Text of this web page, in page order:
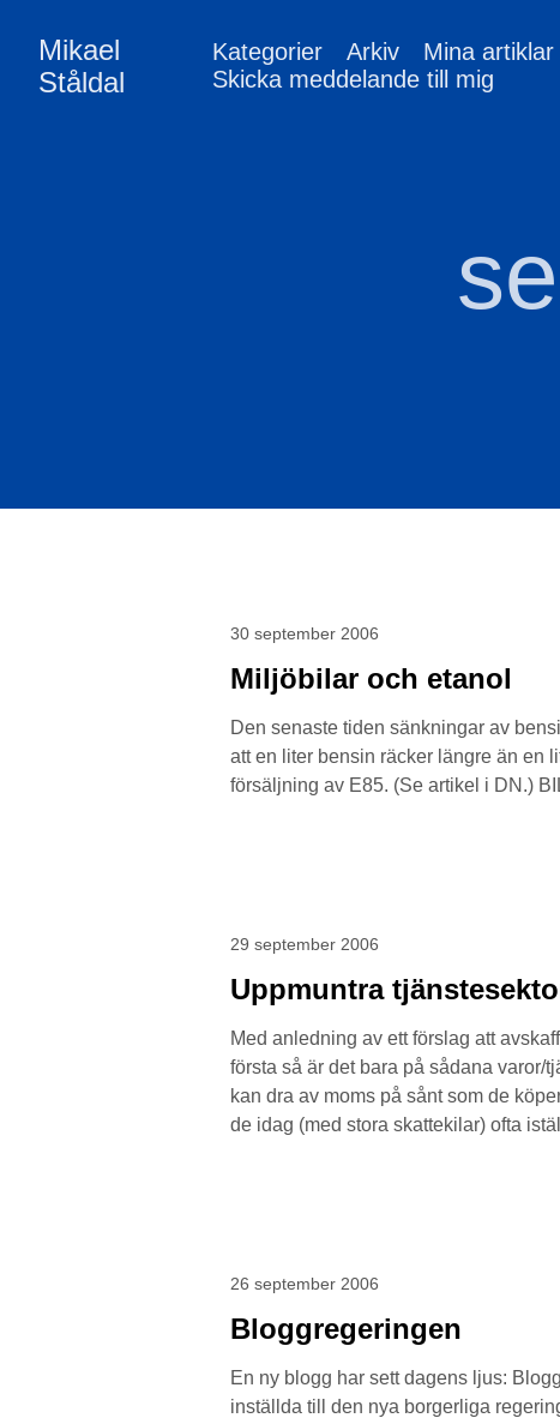
Mikael
Ståldal
Kategorier Arkiv Mina artiklar
Skicka meddelande till mig
30 september 2006
Miljöbilar och etanol
Den senaste tiden sänkningar av
att en liter bensin räcker längre än en
försäljning av E85. (Se artikel i DN.)
29 september 2006
Uppmuntra
Med anledning av ett förslag att
första så är det bara på sådana varor/
kan dra av moms på sånt som de
de idag (med stora skattekilar) ofta
26 september 2006
Bloggregeringen
En ny blogg har sett dagens ljus:
inställda till den nya borgerliga